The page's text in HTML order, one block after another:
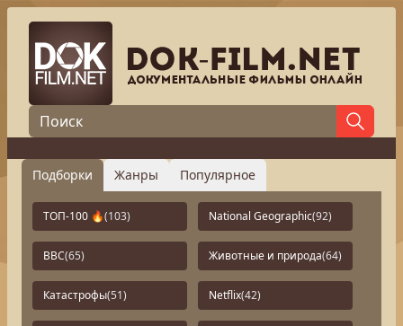
Подборки Жанры Популярное
ТОП-100 🔥(103) National Geographic(92)
BBC(65) Животные и природа(64)
Катастрофы(51) Netflix(42)